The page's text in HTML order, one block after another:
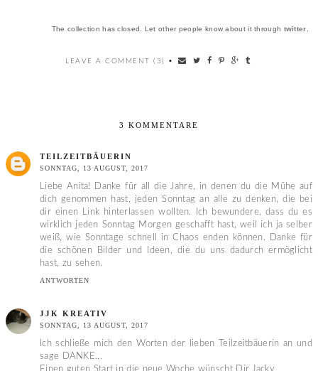
The collection has closed. Let other people know about it through twitter
LEAVE A COMMENT (3) •
3 KOMMENTARE
TEILZEITBÄUERIN
SONNTAG, 13 AUGUST, 2017
Liebe Anita! Danke für all die Jahre, in denen du die Mühe auf
dich genommen hast, jeden Sonntag an alle zu denken, die bei
dir einen Link hinterlassen wollten. Ich bewundere, dass du es
wirklich jeden Sonntag Morgen geschafft hast, weil ich ja selber
weiß, wie Sonntage schnell in Chaos enden können. Danke für
die schönen Bilder und Ideen, die du uns dadurch ermöglicht
hast, zu sehen.
ANTWORTEN
JJK KREATIV
SONNTAG, 13 AUGUST, 2017
Ich schließe mich den Worten der lieben Teilzeitbäuerin an und
sage DANKE...